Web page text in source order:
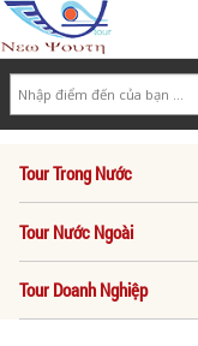
Tour Trong Nước
Tour Nước Ngoài
Tour Doanh Nghiệp